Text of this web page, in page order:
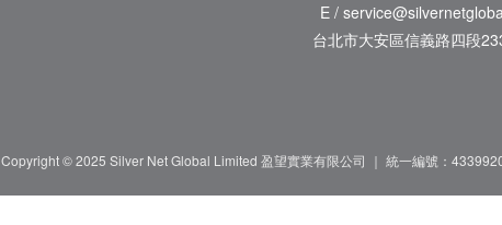
E /
台北市大安區信義路四段
Copyright © 2025 Silver Net Global Limited 盈望實業有限公司 ｜ 統一編號：